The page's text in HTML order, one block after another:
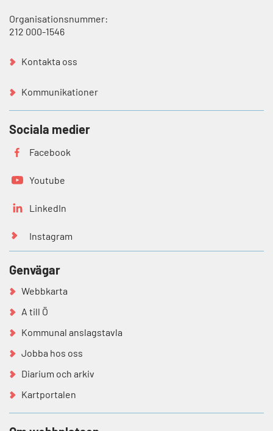
Organisationsnummer:
212 000-1546
Kontakta oss
Kommunikationer
Sociala medier
Facebook
Youtube
LinkedIn
Instagram
Genvägar
Webbkarta
A till Ö
Kommunal anslagstavla
Jobba hos oss
Diarium och arkiv
Kartportalen